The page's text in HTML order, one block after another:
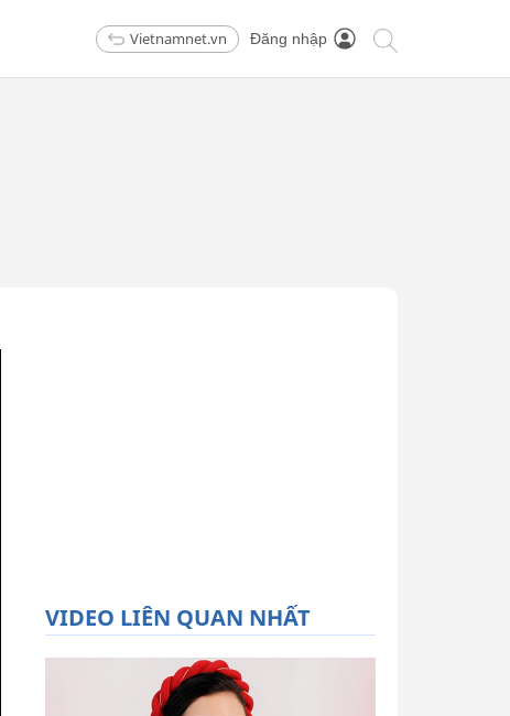
Vietnamnet.vn Đăng nhập
VIDEO LIÊN QUAN NHẤT